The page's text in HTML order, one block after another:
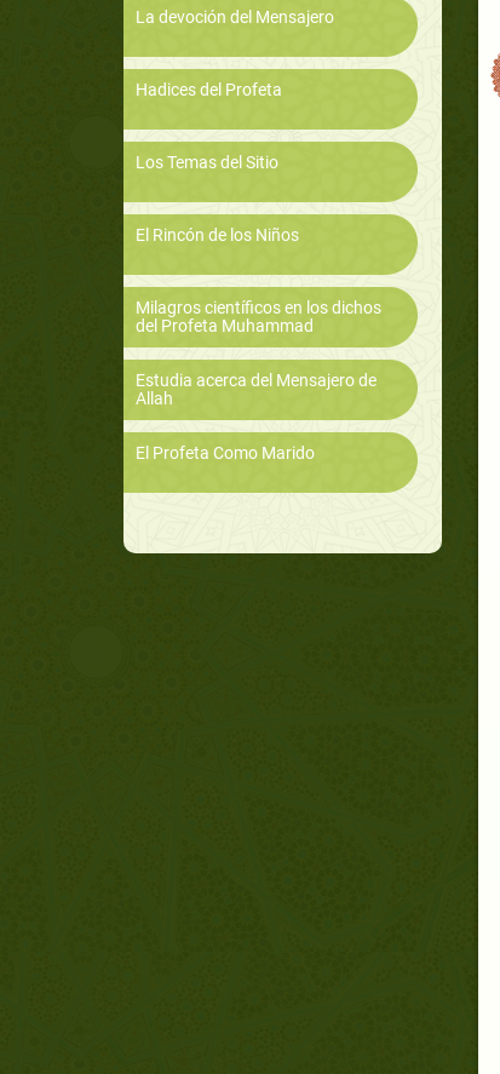
La devoción del Mensajero
Hadices del Profeta
Los Temas del Sitio
El Rincón de los Niños
Milagros científicos en los dichos
del Profeta Muhammad
Estudia acerca del Mensajero de
Allah
El Profeta Como Marido